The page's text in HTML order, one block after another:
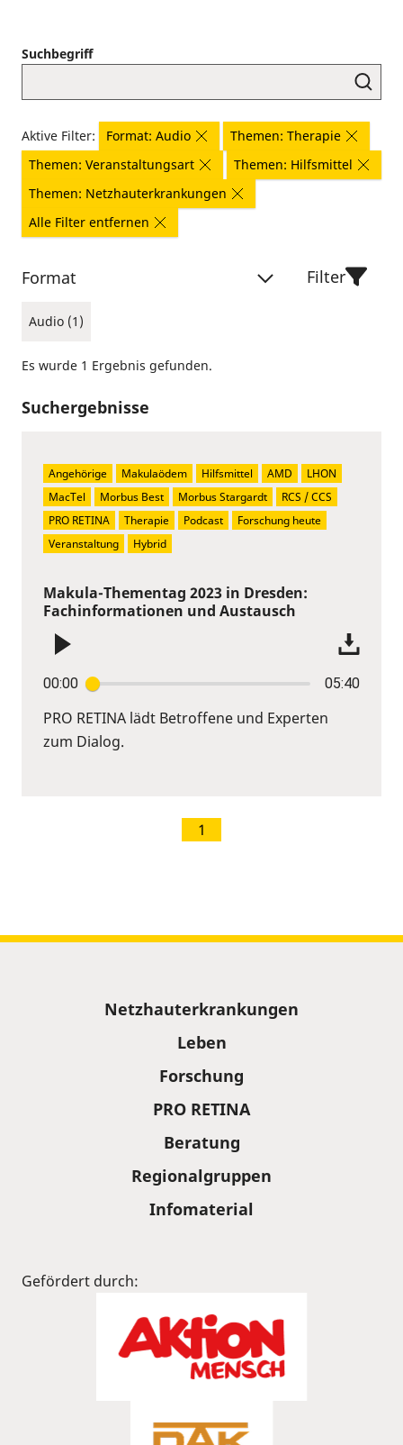
Suchbegriff
Aktive Filter: Format: Audio
Themen: Therapie
Themen: Veranstaltungsart
Themen: Hilfsmittel
Themen: Netzhauterkrankungen
Alle Filter entfernen
Format
Audio (1)
Filter
Es wurde 1 Ergebnis gefunden.
Suchergebnisse
Makula-Thementag 2023 in Dresden:
Fachinformationen und Austausch
00:00 05:40
PRO RETINA lädt Betroffene und Experten
zum Dialog.
Angehörige Makulaödem Hilfsmittel AMD
LHON
MacTel
Morbus Best Morbus Stargardt
RCS / CCS
PRO RETINA
Therapie Podcast
Forschung heute
Veranstaltung
Hybrid
1
Netzhauterkrankungen
Leben
Forschung
PRO RETINA
Beratung
Regionalgruppen
Infomaterial
Gefördert durch: